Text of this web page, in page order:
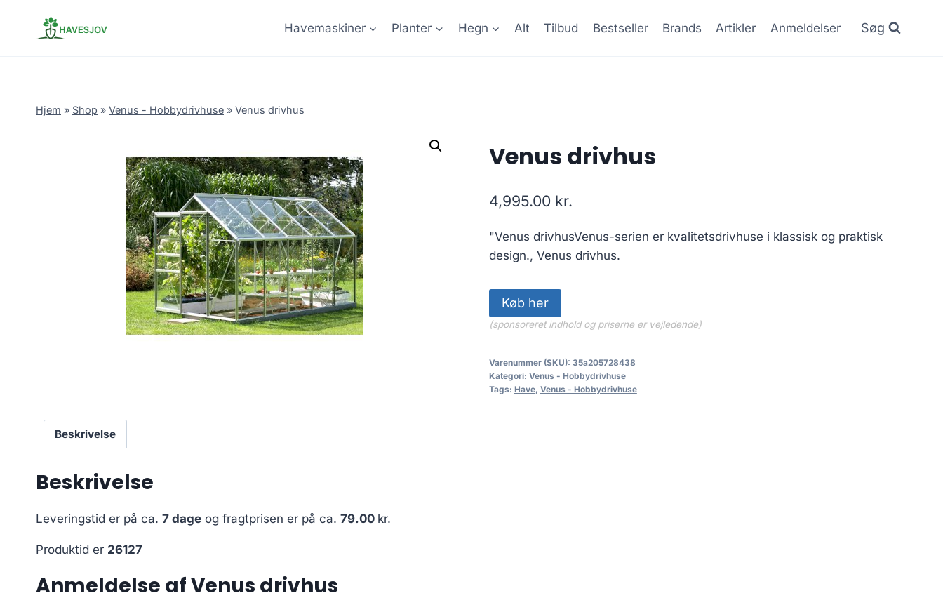
Havemaskiner Planter Hegn Alt Tilbud Bestseller Brands Artikler Anmeldelser Søg
Hjem » Shop » Venus - Hobbydrivhuse » Venus drivhus
Venus drivhus
4,995.00 kr.
"Venus drivhusVenus-serien er kvalitetsdrivhuse i klassisk og praktisk
design., Venus drivhus.
Køb her
(sponsoreret indhold og priserne er vejledende)
Varenummer (SKU): 35a205728438
Kategori: Venus - Hobbydrivhuse
Tags: Have, Venus - Hobbydrivhuse
Beskrivelse
Beskrivelse
Leveringstid er på ca. 7 dage og fragtprisen er på ca. 79.00 kr.
Produktid er 26127
Anmeldelse af Venus drivhus